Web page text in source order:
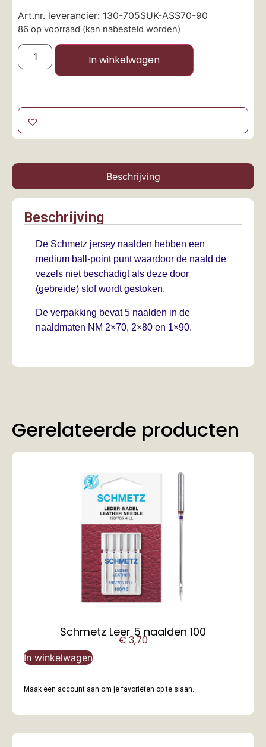
Art.nr. leverancier: 130-705SUK-ASS70-90
86 op voorraad (kan nabesteld worden)
In winkelwagen
Beschrijving
Beschrijving
De Schmetz jersey naalden hebben een
medium ball-point punt waardoor de naald de
vezels niet beschadigt als deze door
(gebreide) stof wordt gestoken.
De verpakking bevat 5 naalden in de
naaldmaten NM 2×70, 2×80 en 1×90.
Gerelateerde producten
Schmetz Leer 5 naalden 100
€3,70
In winkelwagen
Maak een account aan om je favorieten op te slaan.